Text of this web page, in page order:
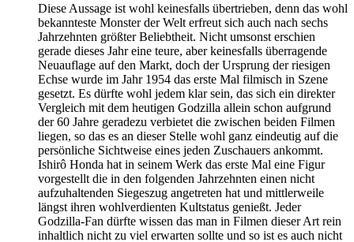
Diese Aussage ist wohl keinesfalls übertrieben, denn das wohl
bekannteste Monster der Welt erfreut sich auch nach sechs
Jahrzehnten größter Beliebtheit. Nicht umsonst erschien
gerade dieses Jahr eine teure, aber keinesfalls überragende
Neuauflage auf den Markt, doch der Ursprung der riesigen
Echse wurde im Jahr 1954 das erste Mal filmisch in Szene
gesetzt. Es dürfte wohl jedem klar sein, das sich ein direkter
Vergleich mit dem heutigen Godzilla allein schon aufgrund
der 60 Jahre geradezu verbietet die zwischen beiden Filmen
liegen, so das es an dieser Stelle wohl ganz eindeutig auf die
persönliche Sichtweise eines jeden Zuschauers ankommt.
Ishirô Honda hat in seinem Werk das erste Mal eine Figur
vorgestellt die in den folgenden Jahrzehnten einen nicht
aufzuhaltenden Siegeszug angetreten hat und mittlerweile
längst ihren wohlverdienten Kultstatus genießt. Jeder
Godzilla-Fan dürfte wissen das man in Filmen dieser Art rein
inhaltlich nicht zu viel erwarten sollte und so ist es auch nicht